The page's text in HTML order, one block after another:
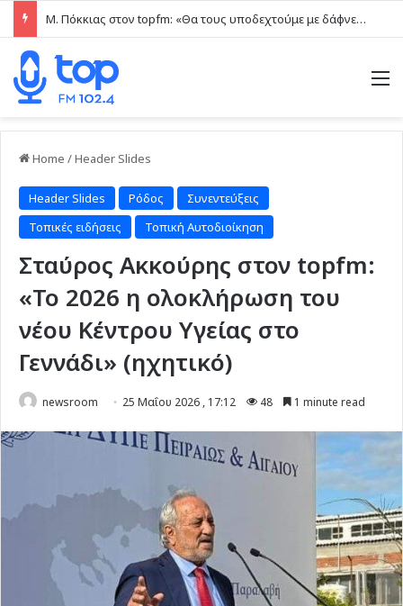
Μ. Πόκκιας στον topfm: «Θα τους υποδεχτούμε με δάφνες και πικροδάφνες» –Η ειρωνική “υποδοχή” στον υβριδικό σταθμό (ηχητικό)
Home /Header Slides
Header Slides Ρόδος
Συνεντεύξεις
Τοπικές ειδήσεις
Τοπική Αυτοδιοίκηση
Σταύρος Ακκούρης στον topfm:
«Το 2026 η ολοκλήρωση του
νέου Κέντρου Υγείας στο
Γεννάδι» (ηχητικό)
newsroom 25 Μαΐου 2026 , 17:12 48 1 minute read